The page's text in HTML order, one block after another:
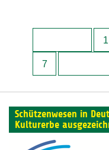
1
7
Schützenwesen in
Kulturerbe